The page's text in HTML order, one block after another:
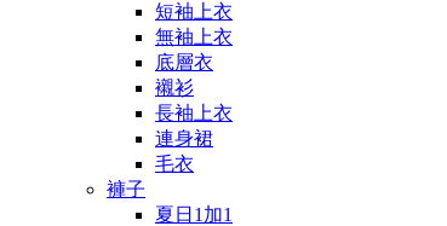
短袖上衣
無袖上衣
底層衣
襯衫
長袖上衣
連身裙
毛衣
褲子
夏日1加1